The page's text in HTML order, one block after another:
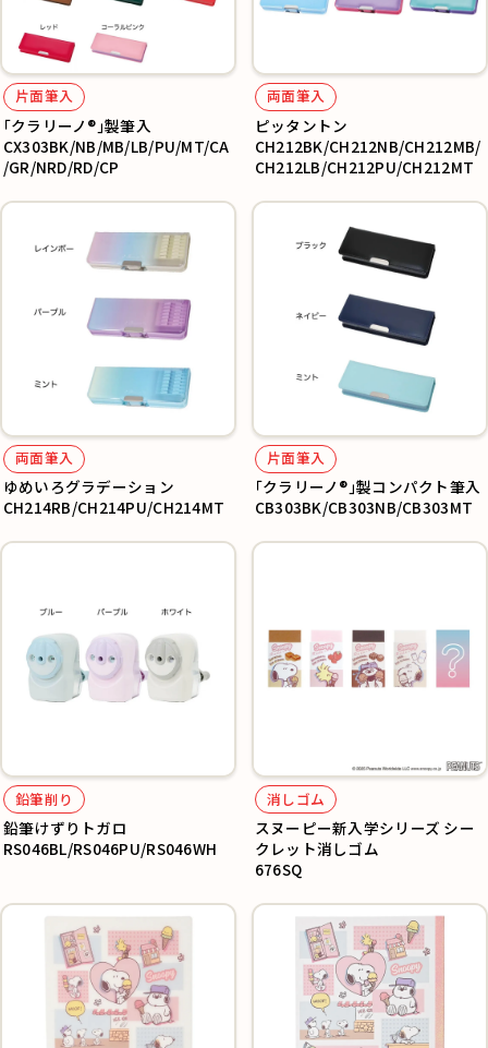
片面筆入
｢クラリーノ®︎｣製筆入
CX303BK/NB/MB/LB/PU/MT/CA
/GR/NRD/RD/CP
両面筆入
ピッタントン
CH212BK/CH212NB/CH212MB/
CH212LB/CH212PU/CH212MT
両面筆入
ゆめいろグラデーション
CH214RB/CH214PU/CH214MT
片面筆入
｢クラリーノ®｣製コンパクト筆入
CB303BK/CB303NB/CB303MT
鉛筆削り
鉛筆けずりトガロ
RS046BL/RS046PU/RS046WH
消しゴム
スヌーピー新入学シリーズ シー
クレット消しゴム
676SQ